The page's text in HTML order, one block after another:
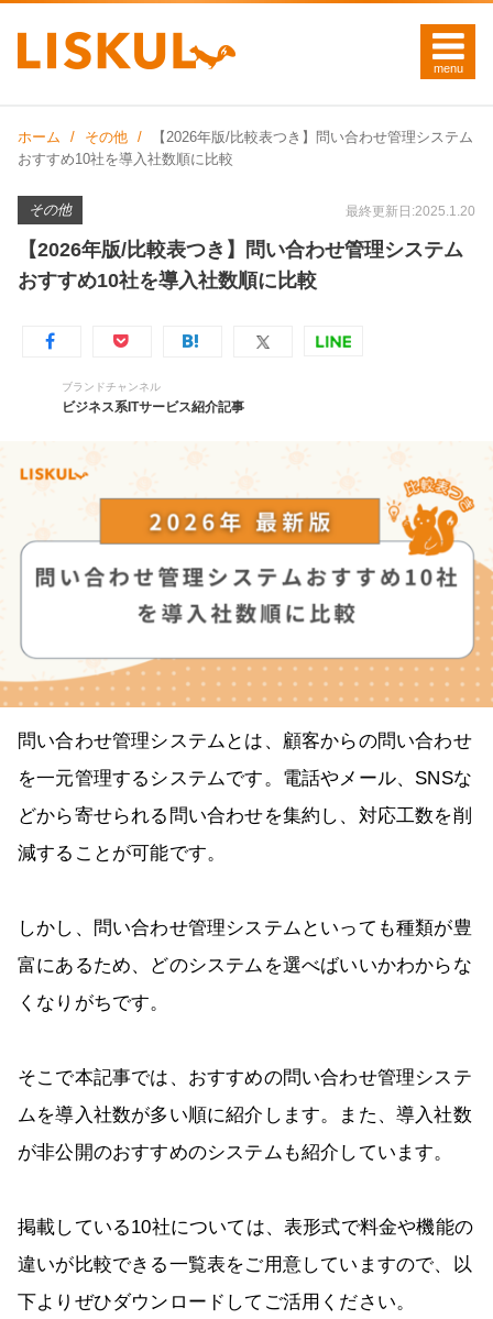
ホーム その他
【2026年版/比較表つき】問い合わせ管理システム
おすすめ10社を導入社数順に比較
その他 最終更新日:2025.1.20
【2026年版/比較表つき】問い合わせ管理システム
おすすめ10社を導入社数順に比較
ブランドチャンネル
ビジネス系ITサービス紹介記事
問い合わせ管理システムとは、顧客からの問い合わせ
を一元管理するシステムです。電話やメール、SNSな
どから寄せられる問い合わせを集約し、対応工数を削
減することが可能です。
しかし、問い合わせ管理システムといっても種類が豊
富にあるため、どのシステムを選べばいいかわからな
くなりがちです。
そこで本記事では、おすすめの問い合わせ管理システ
ムを導入社数が多い順に紹介します。また、導入社数
が非公開のおすすめのシステムも紹介しています。
掲載している10社については、表形式で料金や機能の
違いが比較できる一覧表をご用意していますので、以
下よりぜひダウンロードしてご活用ください。